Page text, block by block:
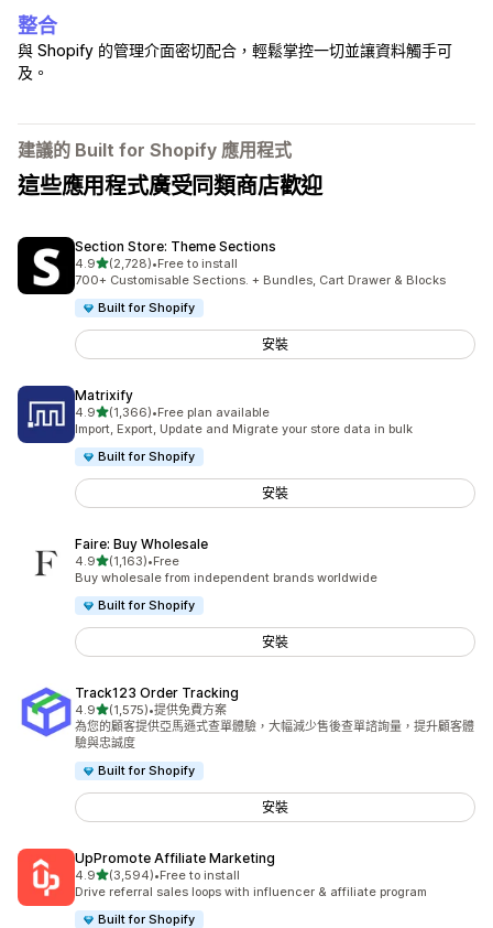
整合
與 Shopify 的管理介面密切配合，輕鬆掌控一切並讓資料觸手可
及。
建議的 Built for Shopify 應用程式
這些應用程式廣受同類商店歡迎
Section Store: Theme Sections
4.9滿分 5 顆星
(2,728)
共有 2728 則評價
•Free to install
700+ Customisable Sections. + Bundles, Cart Drawer & Blocks
Built for Shopify
安裝
Matrixify
4.9滿分 5 顆星
(1,366)
共有 1366 則評價
•Free plan available
Import, Export, Update and Migrate your store data in bulk
Built for Shopify
安裝
Faire: Buy Wholesale
4.9滿分 5 顆星
(1,163)
共有 1163 則評價
•Free
Buy wholesale from independent brands worldwide
Built for Shopify
安裝
Track123 Order Tracking
4.9滿分 5 顆星
(1,575)
共有 1575 則評價
•提供免費方案
為您的顧客提供亞馬遜式查單體驗，大幅減少售後查單諮詢量，提升顧客體
驗與忠誠度
Built for Shopify
安裝
UpPromote Affiliate Marketing
4.9滿分 5 顆星
(3,594)
共有 3594 則評價
•Free to install
Drive referral sales loops with influencer & affiliate program
Built for Shopify